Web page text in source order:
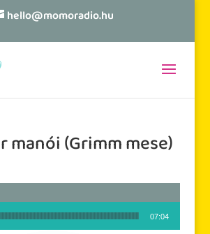
hello@momoradio.hu
manói (Grimm mese)
07:04